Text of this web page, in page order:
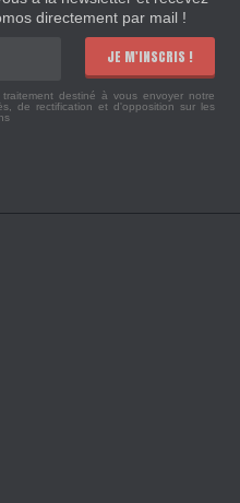
directement par mail !
JE M'INSCRIS !
destiné à vous envoyer notre
de rectification et d'opposition sur les